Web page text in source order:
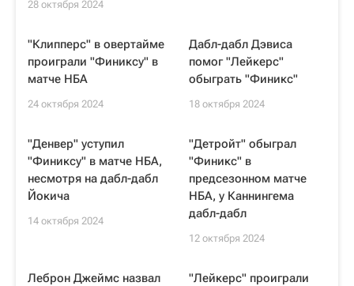
28 октября 2024
"Клипперс" в овертайме
проиграли "Финиксу" в
матче НБА
24 октября 2024
Дабл-дабл Дэвиса
помог "Лейкерс"
обыграть "Финикс"
18 октября 2024
"Денвер" уступил
"Финиксу" в матче НБА,
несмотря на дабл-дабл
Йокича
14 октября 2024
"Детройт" обыграл
"Финикс" в
предсезонном матче
НБА, у Каннингема
дабл-дабл
12 октября 2024
Леброн Джеймс назвал
"Лейкерс" проиграли